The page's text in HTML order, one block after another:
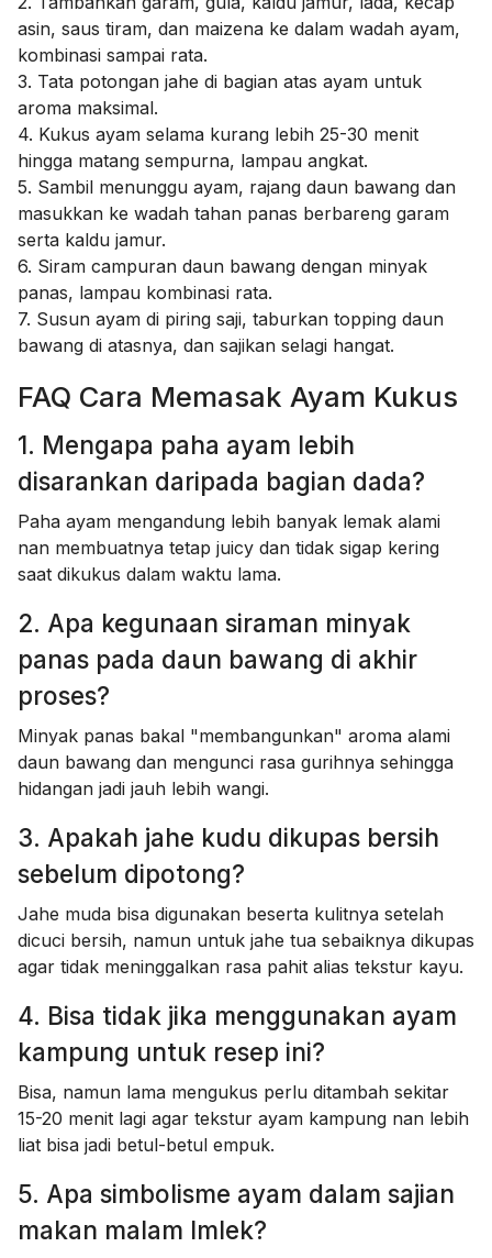
asin, saus tiram, dan maizena ke dalam wadah ayam,
kombinasi sampai rata.
3. Tata potongan jahe di bagian atas ayam untuk
aroma maksimal.
4. Kukus ayam selama kurang lebih 25-30 menit
hingga matang sempurna, lampau angkat.
5. Sambil menunggu ayam, rajang daun bawang dan
masukkan ke wadah tahan panas berbareng garam
serta kaldu jamur.
6. Siram campuran daun bawang dengan minyak
panas, lampau kombinasi rata.
7. Susun ayam di piring saji, taburkan topping daun
bawang di atasnya, dan sajikan selagi hangat.
FAQ Cara Memasak Ayam Kukus
1. Mengapa paha ayam lebih
disarankan daripada bagian dada?
Paha ayam mengandung lebih banyak lemak alami
nan membuatnya tetap juicy dan tidak sigap kering
saat dikukus dalam waktu lama.
2. Apa kegunaan siraman minyak
panas pada daun bawang di akhir
proses?
Minyak panas bakal "membangunkan" aroma alami
daun bawang dan mengunci rasa gurihnya sehingga
hidangan jadi jauh lebih wangi.
3. Apakah jahe kudu dikupas bersih
sebelum dipotong?
Jahe muda bisa digunakan beserta kulitnya setelah
dicuci bersih, namun untuk jahe tua sebaiknya dikupas
agar tidak meninggalkan rasa pahit alias tekstur kayu.
4. Bisa tidak jika menggunakan ayam
kampung untuk resep ini?
Bisa, namun lama mengukus perlu ditambah sekitar
15-20 menit lagi agar tekstur ayam kampung nan lebih
liat bisa jadi betul-betul empuk.
5. Apa simbolisme ayam dalam sajian
makan malam Imlek?